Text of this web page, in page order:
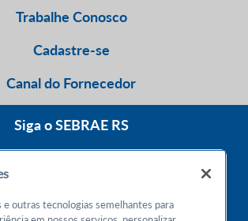
Trabalhe Conosco
Cadastre-se
Canal do Fornecedor
Siga o SEBRAE RS
Atendimento 24h
e outras tecnologias semelhantes para